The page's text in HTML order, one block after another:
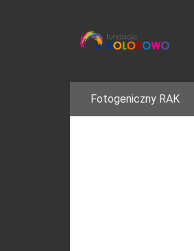
Fotogeniczny RAK